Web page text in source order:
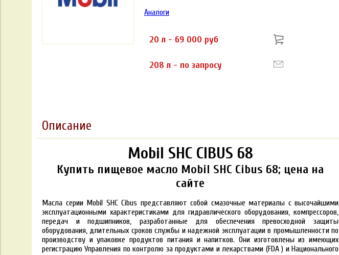
Аналоги
20 л - 69 000 руб
208 л - по запросу
Описание
Mobil SHC CIBUS 68
Купить пищевое масло Mobil SHC Cibus 68; цена на
сайте
Масла серии Mobil SHC Cibus представляют собой смазочные материалы с высочайшими
эксплуатационными характеристиками для гидравлического оборудования, компрессоров,
передач и подшипников, разработанные для обеспечения превосходной защиты
оборудования, длительных сроков службы и надежной эксплуатации в промышленности по
производству и упаковке продуктов питания и напитков. Они изготовлены из имеющих
регистрацию Управления по контролю за продуктами и лекарствами (FDA) и Национального